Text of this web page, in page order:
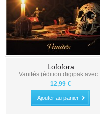
Lofofora
Vanités (édition digipak
12,99 €
Ajouter au panier